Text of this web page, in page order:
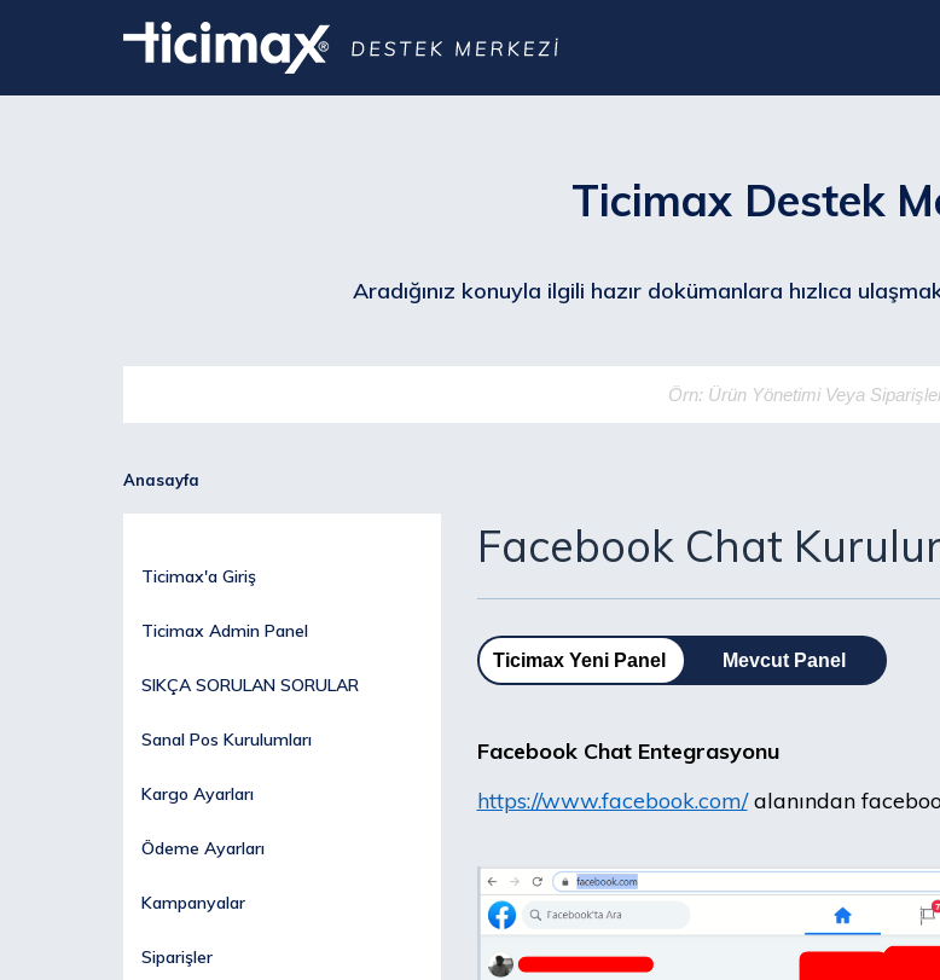
Ticimax Destek
Aradığınız konuyla ilgili hazır dokümanlara hızlıca
Anasayfa
Ticimax'a Giriş
Ticimax Admin Panel
SIKÇA SORULAN SORULAR
Sanal Pos Kurulumları
Kargo Ayarları
Ödeme Ayarları
Kampanyalar
Siparişler
Facebook Chat
Ticimax Yeni Panel Mevcut Panel
Facebook Chat Entegrasyonu
https://www.facebook.com/alanından